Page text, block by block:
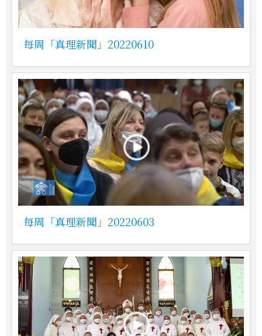
每周「真理新聞」20220610
每周「真理新聞」20220603